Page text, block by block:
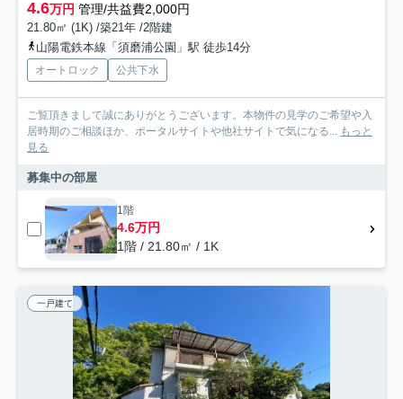
4.6万円 管理/共益費2,000円
21.80㎡ (1K) /築21年 /2階建
山陽電鉄本線「須磨浦公園」駅 徒歩14分
オートロック 公共下水
ご覧頂きまして誠にありがとうございます。本物件の見学のご希望や入
居時期のご相談ほか、ポータルサイトや他社サイトで気になる... もっと
見る
募集中の部屋
1階
4.6万円
1階 / 21.80㎡ / 1K
一戸建て